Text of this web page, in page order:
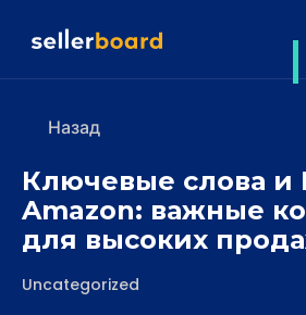
Назад
Ключевые слова и
Amazon: важные
для высоких
Рубрики
Uncategorized